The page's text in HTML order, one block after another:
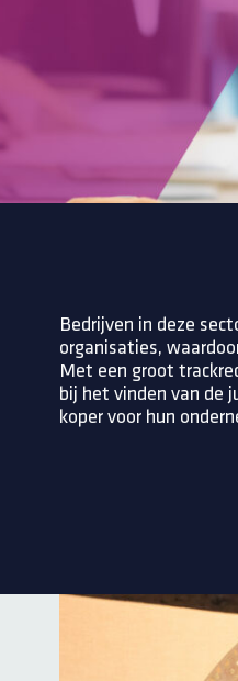
Bedrijven in deze
organisaties,
Met een groot
bij het vinden van de
koper voor hun